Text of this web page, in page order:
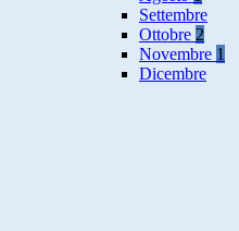
Settembre
Ottobre 2
Novembre 1
Dicembre